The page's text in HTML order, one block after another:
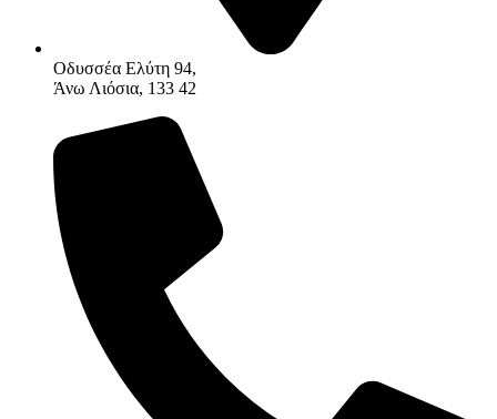
Οδυσσέα Ελύτη 94,
Άνω Λιόσια, 133 42